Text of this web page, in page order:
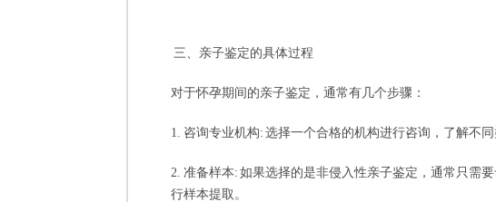
三、亲子鉴定的具体过程
对于怀孕期间的亲子鉴定，通常有几个步骤：
1. 咨询专业机构: 选择一个合格的机构进行咨询，了解不
2. 准备样本: 如果选择的是非侵入性亲子鉴定，通常只需
行样本提取。